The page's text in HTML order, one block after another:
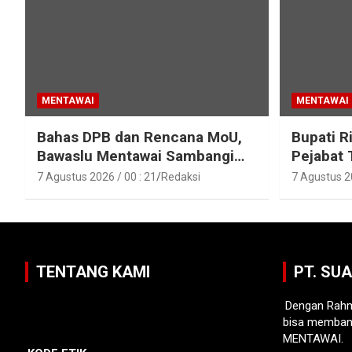
MENTAWAI
Bahas DPB dan Rencana MoU,
Bawaslu Mentawai Sambangi
Polres Mentawai
7 Agustus 2026 / 00 : 21 Redaksi
MENTAWAI
Bupati
Pejabat
Pejabat
7 Agustus
TENTANG KAMI PT.
Dengan
bisa
MENTAWAI.